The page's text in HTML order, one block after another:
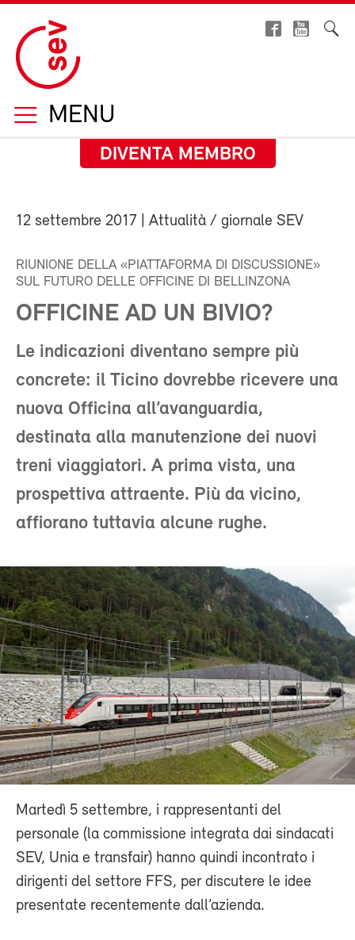
MENU
DIVENTA MEMBRO
12 settembre 2017 | Attualità / giornale SEV
RIUNIONE DELLA «PIATTAFORMA DI DISCUSSIONE»
SUL FUTURO DELLE OFFICINE DI BELLINZONA
OFFICINE AD UN BIVIO?
Le indicazioni diventano sempre più
concrete: il Ticino dovrebbe ricevere una
nuova Officina all’avanguardia,
destinata alla manutenzione dei nuovi
treni viaggiatori. A prima vista, una
prospettiva attraente. Più da vicino,
affiorano tuttavia alcune rughe.
Martedì 5 settembre, i rappresentanti del
personale (la commissione integrata dai sindacati
SEV, Unia e transfair) hanno quindi incontrato i
dirigenti del settore FFS, per discutere le idee
presentate recentemente dall’azienda.